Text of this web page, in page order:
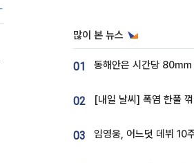
많이 본 뉴스
01
02
03